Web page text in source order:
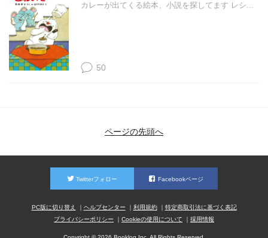
カレーが出てくる絵本、小説を探してます レシ...
50
ページの先頭へ
Twitterフォロー Facebookページ
PC版に切り替え ヘルプセンター 利用規約
特定商取引法に基づく表記
プライバシーポリシー
Cookieの使用について 採用情報